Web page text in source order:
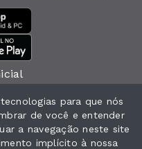
para que nós
de você e entender
a navegação neste site
implícito à nossa